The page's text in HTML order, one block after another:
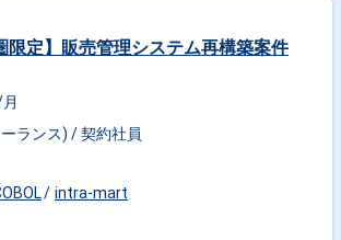
限定】販売管理システム再構築案件
ランス) /契約社員
intra-mart